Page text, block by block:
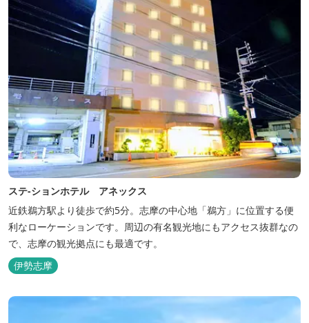
ステ-ションホテル アネックス
近鉄鵜方駅より徒歩で約5分。志摩の中心地「鵜方」に位置する便
利なローケーションです。周辺の有名観光地にもアクセス抜群なの
で、志摩の観光拠点にも最適です。
伊勢志摩